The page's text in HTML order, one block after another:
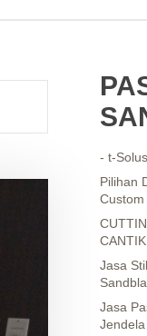
- t-
Pilihan
Jasa
Jasa